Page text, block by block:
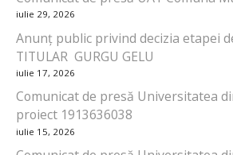
a
r
e
î
n
iulie 29, 2026
Anunț public privind decizia etapei
TITULAR GURGU GELU
iulie 17, 2026
Comunicat de presă Universitatea
proiect 1913636038
iulie 15, 2026